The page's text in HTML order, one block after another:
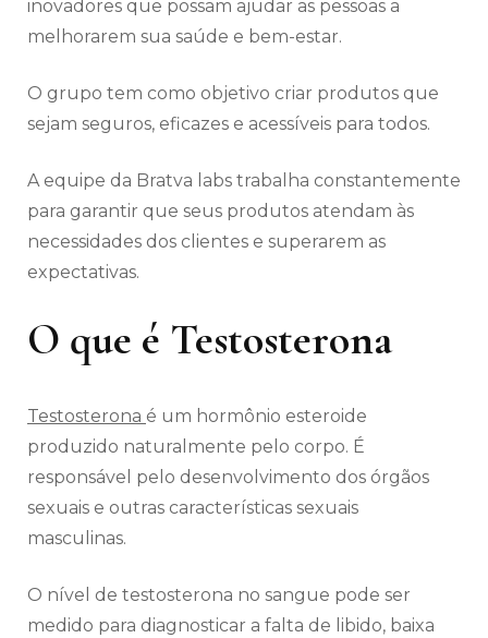
inovadores que possam ajudar as pessoas a
melhorarem sua saúde e bem-estar.
O grupo tem como objetivo criar produtos que
sejam seguros, eficazes e acessíveis para todos.
A equipe da Bratva labs trabalha constantemente
para garantir que seus produtos atendam às
necessidades dos clientes e superarem as
expectativas.
O que é Testosterona
Testosterona é um hormônio esteroide
produzido naturalmente pelo corpo. É
responsável pelo desenvolvimento dos órgãos
sexuais e outras características sexuais
masculinas.
O nível de testosterona no sangue pode ser
medido para diagnosticar a falta de libido, baixa